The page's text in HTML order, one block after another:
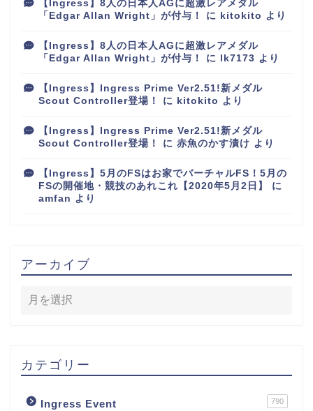
【Ingress】8人の日本人AGに超激レアメダル
「Edgar Allan Wright」が付与！
に kitokito より
【Ingress】8人の日本人AGに超激レアメダル
「Edgar Allan Wright」が付与！
に lk7173 より
【Ingress】Ingress Prime Ver2.51!新メダル
Scout Controller登場！
に kitokito より
【Ingress】Ingress Prime Ver2.51!新メダル
Scout Controller登場！
に 赤魚のかす漬け より
【Ingress】5月のFSはお家でバーチャルFS！5月の
FSの開催地・競技のあれこれ【2020年5月2日】
に
amfan より
アーカイブ
カテゴリー
Ingress Event 790